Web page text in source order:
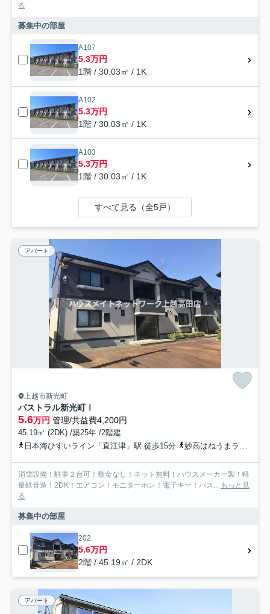
る
募集中の部屋
A107
5.3万円
1階 / 30.03㎡ / 1K
A102
5.3万円
1階 / 30.03㎡ / 1K
A103
5.3万円
1階 / 30.03㎡ / 1K
すべて見る（全5戸）
アパート
上越市新光町
パストラル新光町Ⅰ
5.6万円 管理/共益費4,200円
45.19㎡ (2DK) /築25年 /2階建
日本海ひすいライン「直江津」駅 徒歩15分
妙高はねうまライン「直江津」駅 徒歩15分
消雪設備！駐車２台可！敷金なし！ネット無料！ハウスメーカー製！軽
量鉄骨造！2DK！エアコン！モニターホン！電子キー！バス...
もっと見
る
募集中の部屋
202
5.6万円
2階 / 45.19㎡ / 2DK
アパート